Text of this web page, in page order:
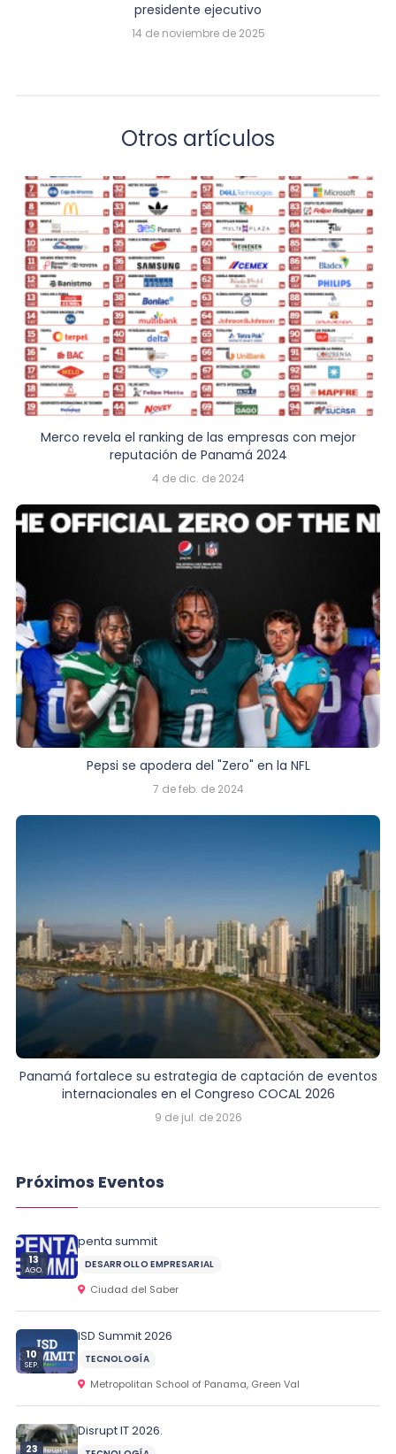
presidente ejecutivo
14 de noviembre de 2025
Otros artículos
Merco revela el ranking de las empresas con mejor
reputación de Panamá 2024
4 de dic. de 2024
Pepsi se apodera del "Zero" en la NFL
7 de feb. de 2024
Panamá fortalece su estrategia de captación de eventos
internacionales en el Congreso COCAL 2026
9 de jul. de 2026
Próximos Eventos
13
AGO.
penta summit
DESARROLLO EMPRESARIAL
Ciudad del Saber
10
SEP.
ISD Summit 2026
TECNOLOGÍA
Metropolitan School of Panama, Green Val
23
Disrupt IT 2026.